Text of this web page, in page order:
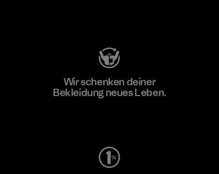
Wir schenken deiner
Bekleidung neues Leben.